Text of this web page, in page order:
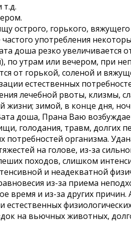
т.д.
острого, горького,
употребления
доша резко увеличивается
по утрам или вечером, при
от горькой, соленой и
естественных
лечебной рвоты, клизмы,
зимой, в конце дня,
доша, Прана Ваю
голодания, травм, долгих
организма.
на голове, из-за
походов, слишком
и неадекватной
из-за приема
время и из-за других
на вьючных животных,